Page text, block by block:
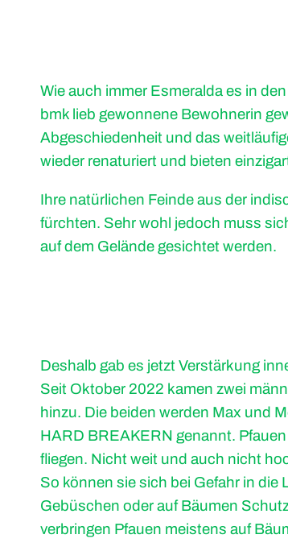
Wie auch immer Esmeralda es in
bmk lieb gewonnene Bewohnerin
Abgeschiedenheit und das
wieder renaturiert und bieten
Ihre natürlichen Feinde aus der
fürchten. Sehr wohl jedoch muss
auf dem Gelände gesichtet werden.
Deshalb gab es jetzt Verstärkung
Seit Oktober 2022 kamen zwei
hinzu. Die beiden werden Max und
HARD BREAKERN genannt.
fliegen. Nicht weit und auch nicht
So können sie sich bei Gefahr in die
Gebüschen oder auf Bäumen
verbringen Pfauen meistens auf